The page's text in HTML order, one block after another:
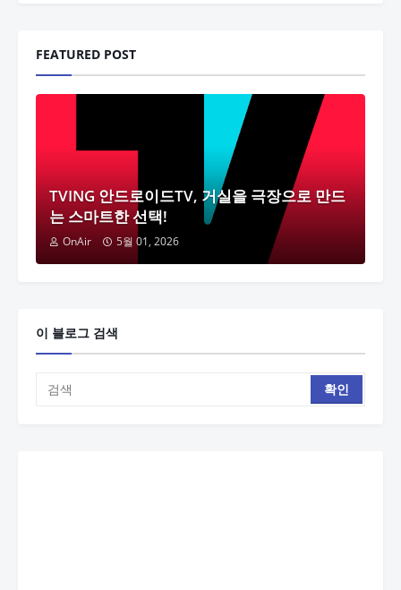
FEATURED POST
TVING 안드로이드TV, 거실을 극장으로 만드
는 스마트한 선택!
OnAir 5월 01, 2026
이 블로그 검색